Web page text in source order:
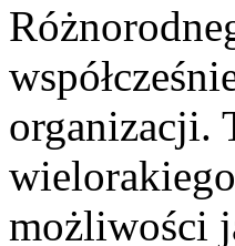
organizacji.
możliwości